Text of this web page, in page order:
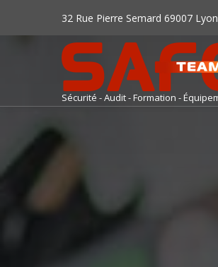
32 Rue Pierre Semard 69007 Lyon